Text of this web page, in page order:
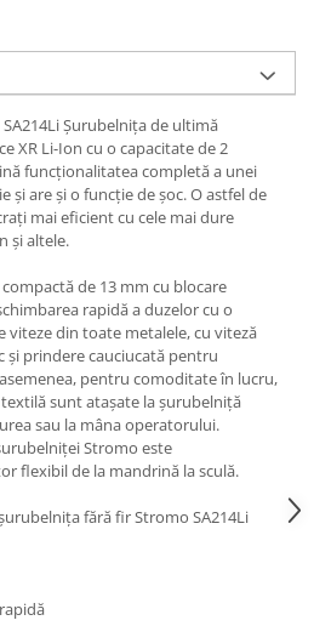
tuns
Șurubelnița de ultimă
XR Li-Ion cu o capacitate de 2
funcționalitatea completă a unei
și are și o funcție de șoc. O astfel de
mai eficient cu cele mai dure
și altele.
de 13 mm cu blocare
rapidă a duzelor cu o
viteze din toate metalele, cu viteză
și prindere cauciucată pentru
pentru comoditate în lucru,
sunt atașate la șurubelniță
sau la mâna operatorului.
Stromo este
flexibil de la mandrină la sculă.
fără fir Stromo SA214Li